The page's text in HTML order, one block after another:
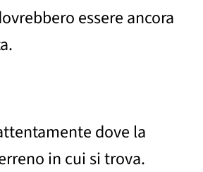
essere ancora
dove la
in cui si trova.